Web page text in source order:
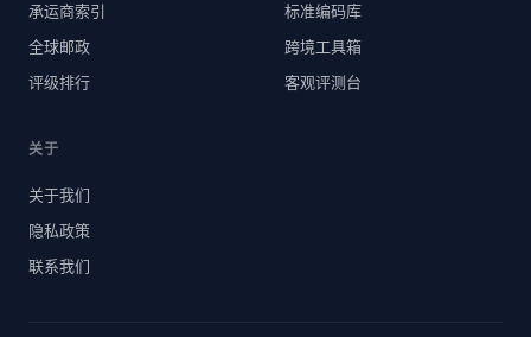
承运商索引
全球邮政
评级排行
标准编码库
跨境工具箱
客观评测台
关于
关于我们
隐私政策
联系我们